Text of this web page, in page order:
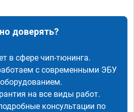
доверять?
в сфере чип-тюнинга.
с современными ЭБУ
на все виды работ.
консультации по